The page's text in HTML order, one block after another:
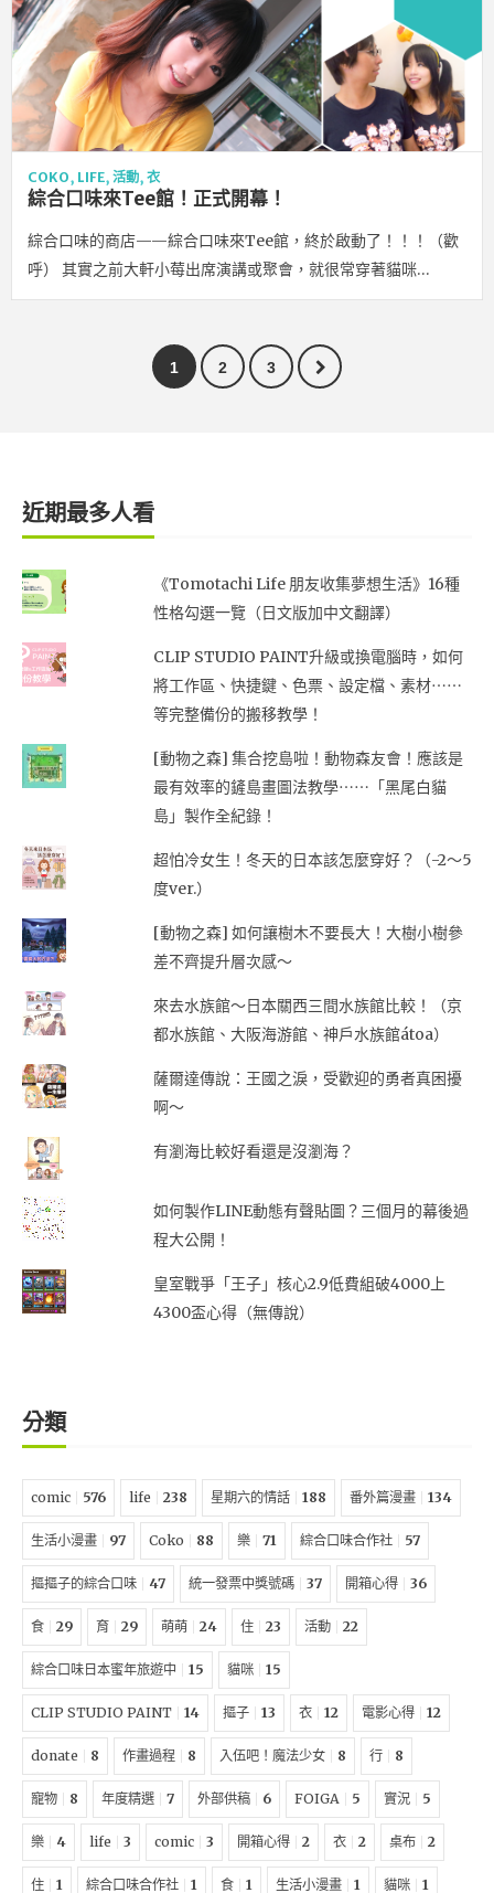
COKO , LIFE, 活動, 衣
綜合口味來Tee館！正式開幕！
綜合口味的商店——綜合口味來Tee館，終於啟動了！！！（歡
呼） 其實之前大軒小莓出席演講或聚會，就很常穿著貓咪…
1 2 3
近期最多人看
《Tomotachi Life 朋友收集夢想生活》16種
性格勾選一覽（日文版加中文翻譯）
CLIP STUDIO PAINT升級或換電腦時，如何
將工作區、快捷鍵、色票、設定檔、素材⋯⋯
等完整備份的搬移教學！
[動物之森] 集合挖島啦！動物森友會！應該是
最有效率的鏟島畫圖法教學⋯⋯「黑尾白貓
島」製作全紀錄！
超怕冷女生！冬天的日本該怎麼穿好？（-2～5
度ver.）
[動物之森] 如何讓樹木不要長大！大樹小樹參
差不齊提升層次感～
來去水族館～日本關西三間水族館比較！（京
都水族館、大阪海游館、神戶水族館átoa）
薩爾達傳說：王國之淚，受歡迎的勇者真困擾
啊～
有瀏海比較好看還是沒瀏海？
如何製作LINE動態有聲貼圖？三個月的幕後過
程大公開！
皇室戰爭「王子」核心2.9低費組破4000上
4300盃心得（無傳說）
分類
comic 576 life 238 星期六的情話 188 番外篇漫畫 134
生活小漫畫 97 Coko 88 樂 71 綜合口味合作社 57
摳摳子的綜合口味 47 統一發票中獎號碼 37 開箱心得 36
食 29 育 29 萌萌 24 住 23 活動 22
綜合口味日本蜜年旅遊中 15 貓咪 15
CLIP STUDIO PAINT 14 摳子 13 衣 12 電影心得 12
donate 8 作畫過程 8 入伍吧！魔法少女 8 行 8
寵物 8 年度精選 7 外部供稿 6 FOIGA 5 實況 5
樂 4 life 3 comic 3 開箱心得 2 衣 2 桌布 2
住 1 綜合口味合作社 1 食 1 生活小漫畫 1 貓咪 1